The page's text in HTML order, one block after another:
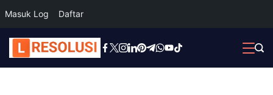
Masuk Log Daftar
Skip
to